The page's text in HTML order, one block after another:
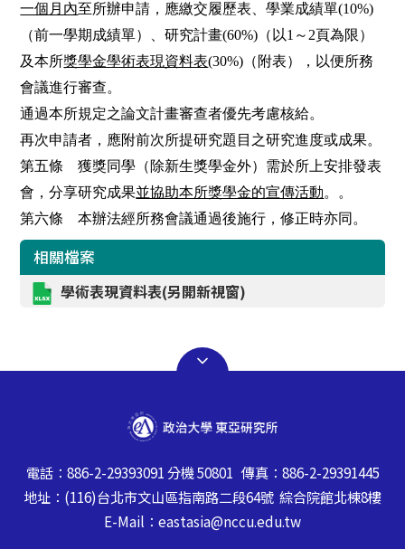
一個月內至所辦申請，應繳交履歷表、學業成績單(10%)
（前一學期成績單）、研究計畫(60%) （以1 ～ 2頁為限）
及本所獎學金學術表現資料表(30%) （附表），以便所務
會議進行審查。
通過本所規定之論文計畫審查者優先考慮核給。
再次申請者，應附前次所提研究題目之研究進度或成果。
第五條 獲獎同學（除新生獎學金外）需於所上安排發表
會，分享研究成果並協助本所獎學金的宣傳活動。。
第六條 本辦法經所務會議通過後施行，修正時亦同。
相關檔案
學術表現資料表(另開新視窗)
電話：886-2-29393091 分機 50801 傳真：886-2-29391445
地址：(116)台北市文山區指南路二段64號 綜合院館北棟8樓
E-Mail：eastasia@nccu.edu.tw